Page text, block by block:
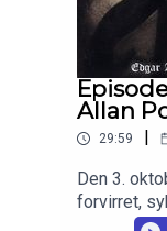
Allan
29:59
Den 3.
forvirret,
taverna i